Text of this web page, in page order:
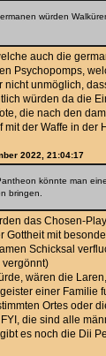
würden
auch die
Psychopomps,
nicht unmöglich,
würden da die
die nach den
der Waffe in der
2022, 21:04:17
könnte man
bringen.
das Chosen-
Gottheit mit
Schicksal
vergönnt)
wären die
einer Familie
Ortes oder
die sind alle
es noch die Dii